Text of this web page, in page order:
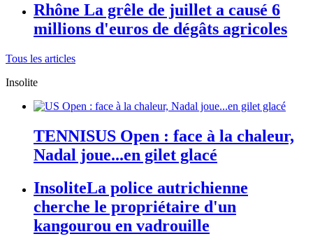
Rhône La grêle de juillet a causé 6
millions d'euros de dégâts agricoles
Tous les articles
Insolite
TENNISUS Open : face à la chaleur,
Nadal joue...en gilet glacé
InsoliteLa police autrichienne
cherche le propriétaire d'un
kangourou en vadrouille